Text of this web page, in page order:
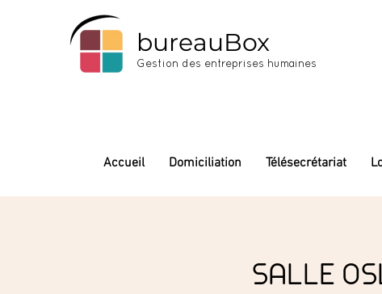
bureauBox
Gestion des entreprises humaines
Accueil Domiciliation Télésecrétariat
SALLE